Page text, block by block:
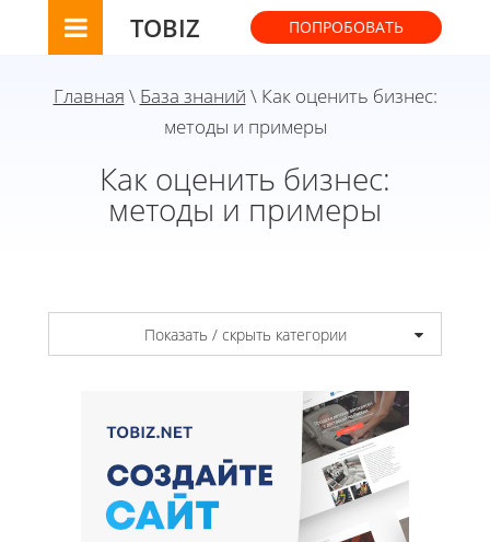
TOBIZ ПОПРОБОВАТЬ
Главная \ База знаний \ Как оценить бизнес:
методы и примеры
Как оценить бизнес:
методы и примеры
Показать / скрыть категории